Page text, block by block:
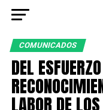
COMUNICADOS
DEL
LABOR DE